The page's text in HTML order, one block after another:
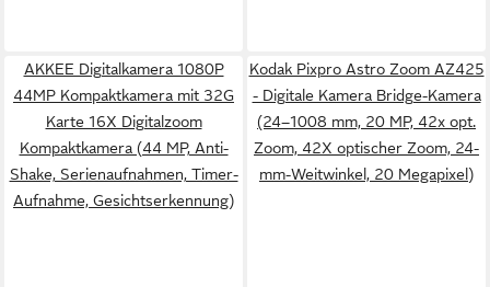
AKKEE Digitalkamera 1080P
44MP Kompaktkamera mit 32G
Karte 16X Digitalzoom
Kompaktkamera (44 MP, Anti-
Shake, Serienaufnahmen, Timer-
Aufnahme, Gesichtserkennung)
Kodak Pixpro Astro Zoom AZ425
- Digitale Kamera Bridge-Kamera
(24–1008 mm, 20 MP, 42x opt.
Zoom, 42X optischer Zoom, 24-
mm-Weitwinkel, 20 Megapixel)